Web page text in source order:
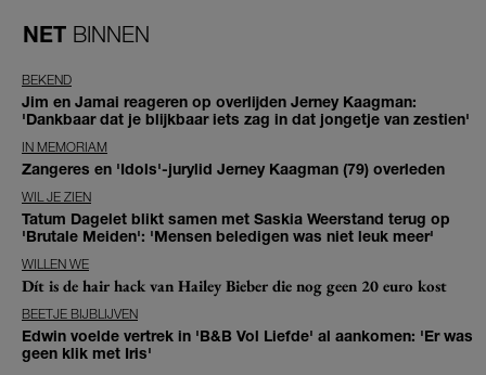
NET BINNEN
BEKEND
Jim en Jamai reageren op overlijden Jerney Kaagman:
'Dankbaar dat je blijkbaar iets zag in dat jongetje van zestien'
IN MEMORIAM
Zangeres en 'Idols'-jurylid Jerney Kaagman (79) overleden
WIL JE ZIEN
Tatum Dagelet blikt samen met Saskia Weerstand terug op
'Brutale Meiden': 'Mensen beledigen was niet leuk meer'
WILLEN WE
Dít is de hair hack van Hailey Bieber die nog geen 20 euro kost
BEETJE BIJBLIJVEN
Edwin voelde vertrek in 'B&B Vol Liefde' al aankomen: 'Er was
geen klik met Iris'